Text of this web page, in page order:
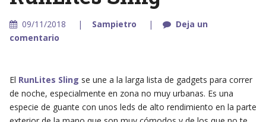
09/11/2018 Sampietro
Deja un
comentario
El RunLites Sling se une a la larga lista de gadgets para correr
de noche, especialmente en zona no muy urbanas. Es una
especie de guante con unos leds de alto rendimiento en la parte